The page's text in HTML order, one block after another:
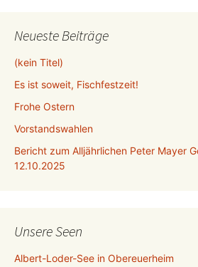
Neueste Beiträge
(kein Titel)
Es ist soweit, Fischfestzeit!
Frohe Ostern
Vorstandswahlen
Bericht zum Alljährlichen Peter Mayer
12.10.2025
Unsere Seen
Albert-Loder-See in Obereuerheim